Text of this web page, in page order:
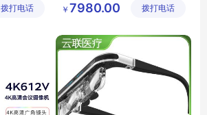
有限公司
拨打电话
会议摄像机
高清会议摄像头
有限公司
￥ 7980.00 拨打电话